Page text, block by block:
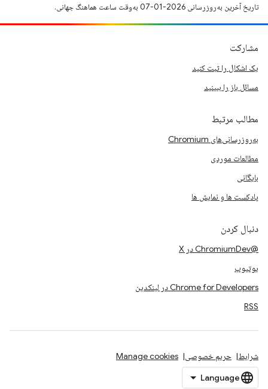
تاریخ آخرین به‌روزرسانی 2026-01-07 به‌وقت ساعت هماهنگ جهانی.
مشارکت
یک اشکال را ثبت کنید
مسائل باز را ببینید
مطالب مرتبط
به‌روزرسانی‌های Chromium
مطالعات موردی
بایگانی
پادکست ها و نمایش ها
دنبال کردن
@ChromiumDev در X
یوتیوب
Chrome for Developers در لینکدین
RSS
شرایط حریم خصوصی Manage cookies